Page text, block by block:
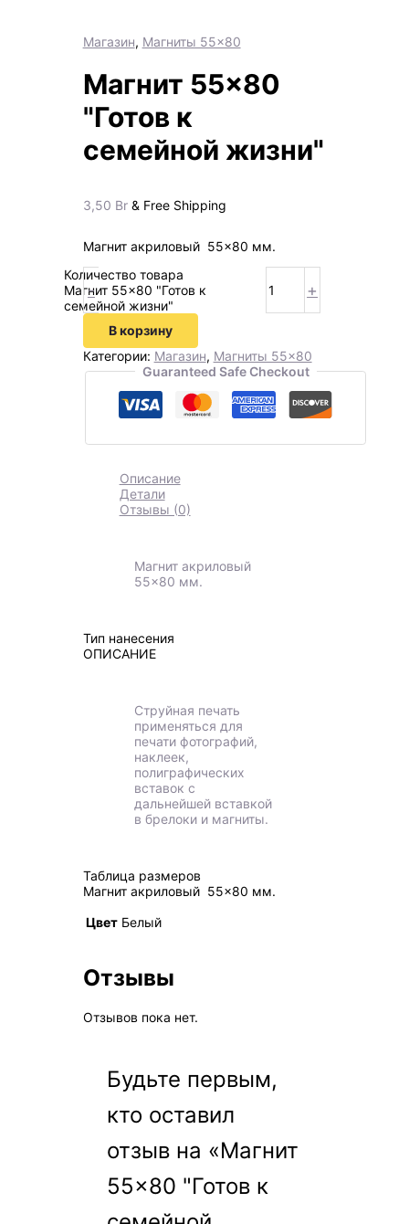
Магазин, Магниты 55×80
Магнит 55×80
"Готов к
семейной жизни"
3,50 Br & Free Shipping
Магнит акриловый 55×80 мм.
-
Количество товара
Магнит 55×80 "Готов к
семейной жизни"
+
В корзину
Категории: Магазин, Магниты 55×80
Guaranteed Safe Checkout
Описание
Детали
Отзывы (0)
Магнит акриловый
55×80 мм.
Тип нанесения
ОПИСАНИЕ
Струйная печать
применяться для
печати фотографий,
наклеек,
полиграфических
вставок с
дальнейшей вставкой
в брелоки и магниты.
Таблица размеров
Магнит акриловый 55×80 мм.
Цвет Белый
Отзывы
Отзывов пока нет.
Будьте первым,
кто оставил
отзыв на «Магнит
55×80 "Готов к